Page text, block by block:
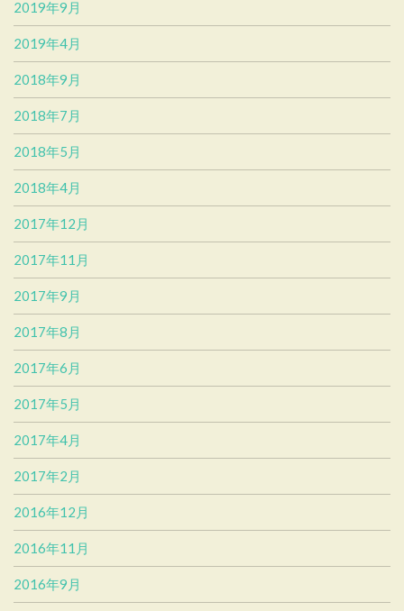
2019年9月
2019年4月
2018年9月
2018年7月
2018年5月
2018年4月
2017年12月
2017年11月
2017年9月
2017年8月
2017年6月
2017年5月
2017年4月
2017年2月
2016年12月
2016年11月
2016年9月